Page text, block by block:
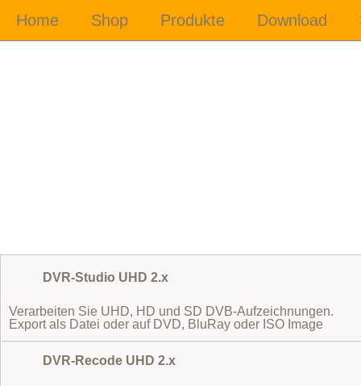
DVR-Studio UHD 2.x
Verarbeiten Sie UHD, HD und SD DVB-Aufzeichnungen.
Export als Datei oder auf DVD, BluRay oder ISO Image
DVR-Recode UHD 2.x